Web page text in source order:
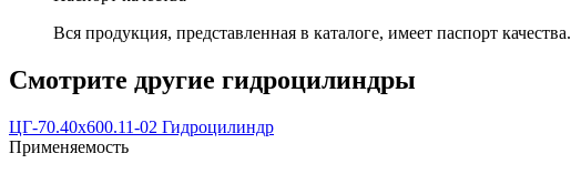
Вся продукция, представленная в каталоге, имеет паспорт качества.
Смотрите другие гидроцилиндры
ЦГ-70.40х600.11-02 Гидроцилиндр
Применяемость